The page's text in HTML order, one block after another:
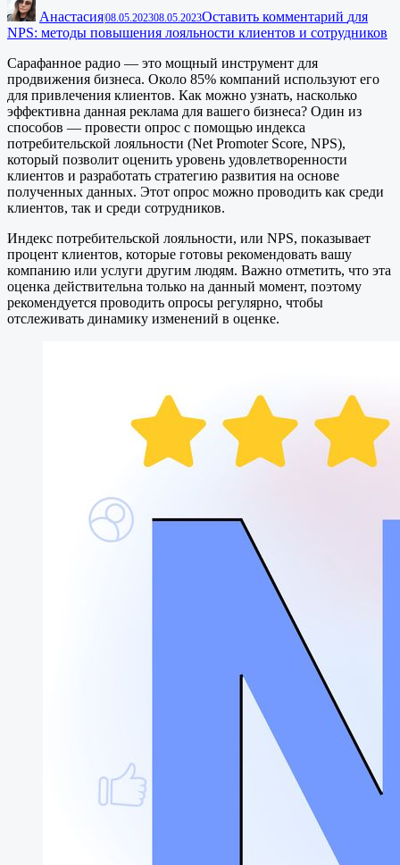
Анастасия|08.05.202308.05.2023Оставить комментарий для
NPS: методы повышения лояльности клиентов и сотрудников
Сарафанное радио — это мощный инструмент для
продвижения бизнеса. Около 85% компаний используют его
для привлечения клиентов. Как можно узнать, насколько
эффективна данная реклама для вашего бизнеса? Один из
способов — провести опрос с помощью индекса
потребительской лояльности (Net Promoter Score, NPS),
который позволит оценить уровень удовлетворенности
клиентов и разработать стратегию развития на основе
полученных данных. Этот опрос можно проводить как среди
клиентов, так и среди сотрудников.
Индекс потребительской лояльности, или NPS, показывает
процент клиентов, которые готовы рекомендовать вашу
компанию или услуги другим людям. Важно отметить, что эта
оценка действительна только на данный момент, поэтому
рекомендуется проводить опросы регулярно, чтобы
отслеживать динамику изменений в оценке.